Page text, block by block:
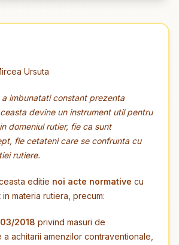
Ursuta
imbunatati constant prezenta
devine un instrument util pentru
domeniul rutier, fie ca sunt
fie cetateni care se confrunta cu
rutiere.
editie noi acte normative cu
materia rutiera, precum:
2018 privind masuri de
achitarii amenzilor contraventionale,